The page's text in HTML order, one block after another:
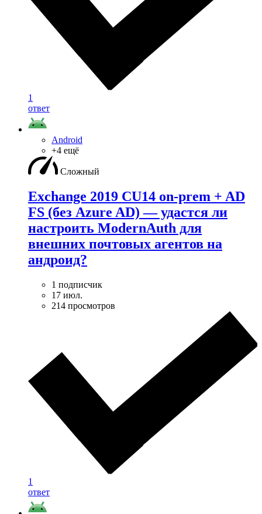
1
ответ
Android
+4 ещё
Сложный
Exchange 2019 CU14 on-prem + AD
FS (без Azure AD) — удаcтся ли
настроить ModernAuth для
внешних почтовых агентов на
андроид?
1 подписчик
17 июл.
214 просмотров
1
ответ